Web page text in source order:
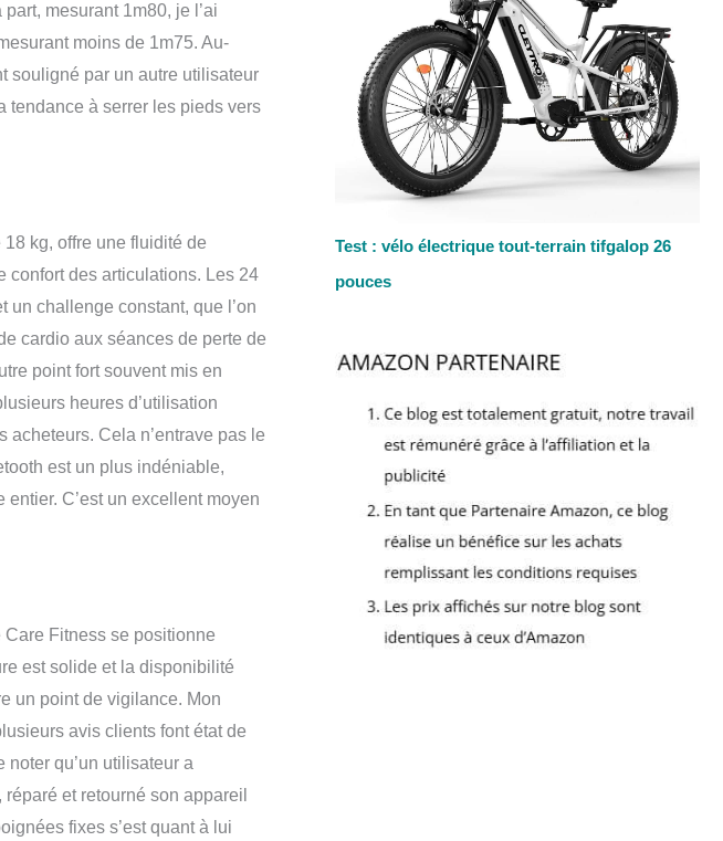
mesurant 1m80, je l’ai
moins de 1m75. Au-
souligné par un autre utilisateur
tendance à serrer les pieds vers
kg, offre une fluidité de
confort des articulations. Les 24
un challenge constant, que l’on
cardio aux séances de perte de
point fort souvent mis en
heures d’utilisation
Cela n’entrave pas le
est un plus indéniable,
C’est un excellent moyen
Fitness se positionne
est solide et la disponibilité
un point de vigilance. Mon
avis clients font état de
qu’un utilisateur a
et retourné son appareil
fixes s’est quant à lui
Test : vélo électrique tout-terrain tifgalop 26
pouces